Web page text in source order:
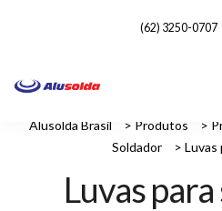
(62) 3250-0707
Alusolda Brasil > Produtos >
Soldador
> Luvas
Luvas